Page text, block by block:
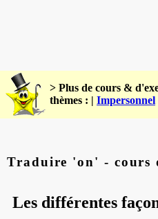
> Plus de cours &
thèmes : | Impersonnel
Traduire 'on' - cours
Les différentes